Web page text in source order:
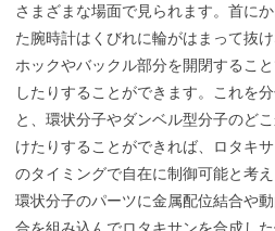
さまざまな場面で見られます。首に
た腕時計はくびれに輪がはまって抜
ホックやバックル部分を開閉するこ
したりすることができます。これを
と、環状分子やダンベル型分子のど
けたりすることができれば、ロタキ
のタイミングで自在に制御可能と考
環状分子のパーツに金属配位結合や